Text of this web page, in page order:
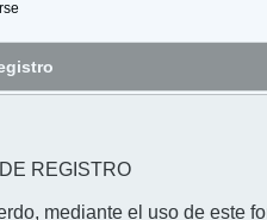
REGISTRO
mediante el uso de este